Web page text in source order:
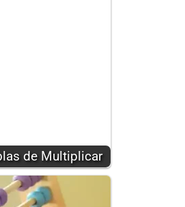
de Multiplicar